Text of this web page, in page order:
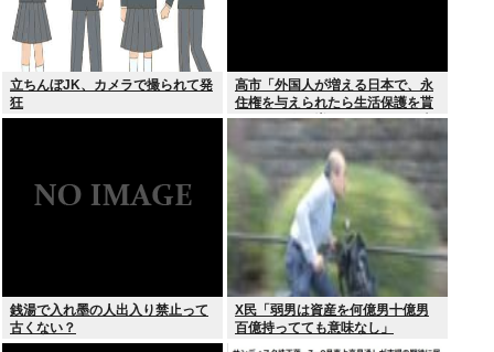
立ちんぼJK、カメラで撮られて発
狂
高市「外国人が増える日本で、永
住権を与えられたら生活保護を貰
うなんて人が増えては困る。日本
人以上の水準の人のみ許可しま
す」
銭湯で入れ墨の人出入り禁止って
古くない？
X民「弱男は資産を何億男十億男
百億持ってても意味なし」